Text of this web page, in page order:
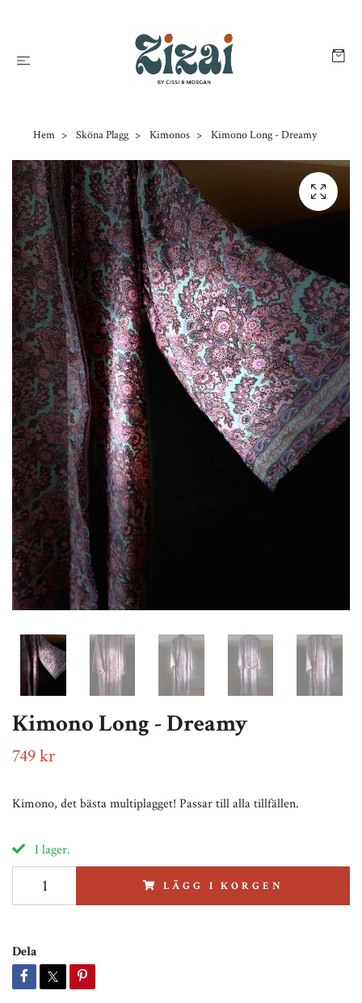
Hem Sköna Plagg Kimonos Kimono Long - Dreamy
Kimono Long - Dreamy
749 kr
Kimono, det bästa multiplagget! Passar till alla tillfällen.
I lager.
LÄGG I KORGEN
Dela